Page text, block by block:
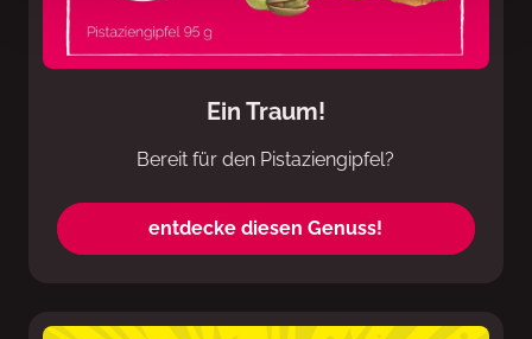
Ein Traum!
Bereit für den Pistaziengipfel?
entdecke diesen Genuss!